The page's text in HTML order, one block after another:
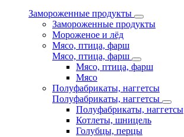
Замороженные продукты
Замороженные продукты
Мороженое и лёд
Мясо, птица, фарш
Мясо, птица, фарш
Мясо, птица, фарш
Мясо
Полуфабрикаты, наггетсы
Полуфабрикаты, наггетсы
Полуфабрикаты, наггетсы
Котлеты, шницель
Голубцы, перцы